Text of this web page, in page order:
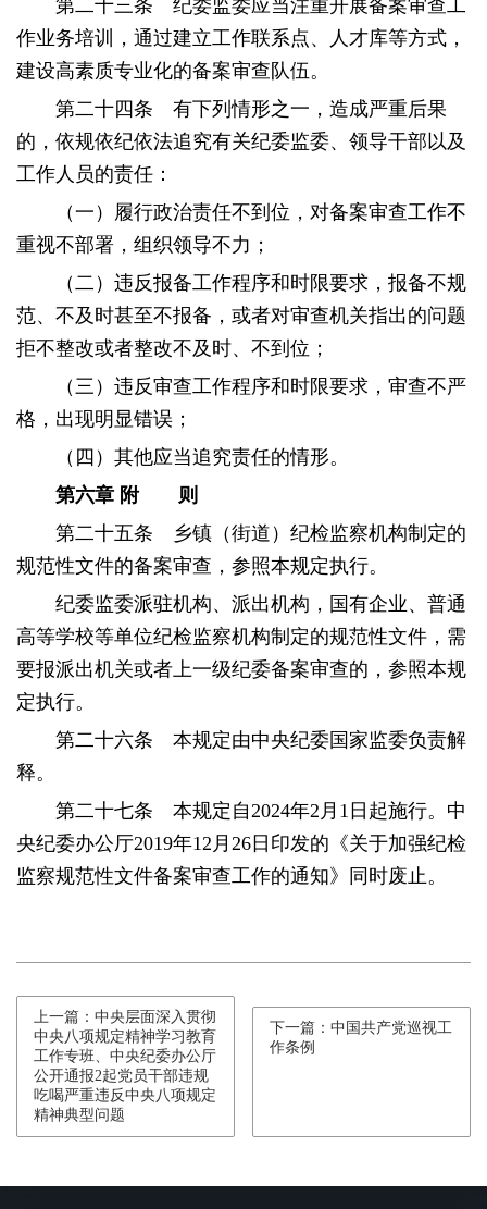
第二十三条 纪委监委应当注重开展备案审查工
作业务培训，通过建立工作联系点、人才库等方式，
建设高素质专业化的备案审查队伍。
第二十四条 有下列情形之一，造成严重后果
的，依规依纪依法追究有关纪委监委、领导干部以及
工作人员的责任：
（一）履行政治责任不到位，对备案审查工作不
重视不部署，组织领导不力；
（二）违反报备工作程序和时限要求，报备不规
范、不及时甚至不报备，或者对审查机关指出的问题
拒不整改或者整改不及时、不到位；
（三）违反审查工作程序和时限要求，审查不严
格，出现明显错误；
（四）其他应当追究责任的情形。
第六章 附 则
第二十五条 乡镇（街道）纪检监察机构制定的
规范性文件的备案审查，参照本规定执行。
纪委监委派驻机构、派出机构，国有企业、普通
高等学校等单位纪检监察机构制定的规范性文件，需
要报派出机关或者上一级纪委备案审查的，参照本规
定执行。
第二十六条 本规定由中央纪委国家监委负责解
释。
第二十七条 本规定自2024年2月1日起施行。中
央纪委办公厅2019年12月26日印发的《关于加强纪检
监察规范性文件备案审查工作的通知》同时废止。
上一篇：中央层面深入贯彻
中央八项规定精神学习教育
工作专班、中央纪委办公厅
公开通报2起党员干部违规
吃喝严重违反中央八项规定
精神典型问题
下一篇：中国共产党巡视工
作条例